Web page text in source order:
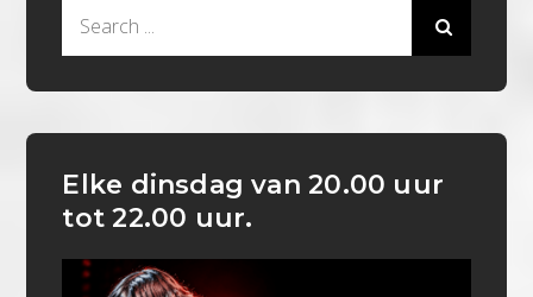
Elke dinsdag van 20.00 uur
tot 22.00 uur.